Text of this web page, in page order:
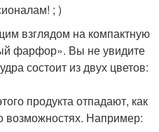
; )
взглядом на компактную
фарфор». Вы не увидите
состоит из двух цветов:
продукта отпадают, как
возможностях. Например: